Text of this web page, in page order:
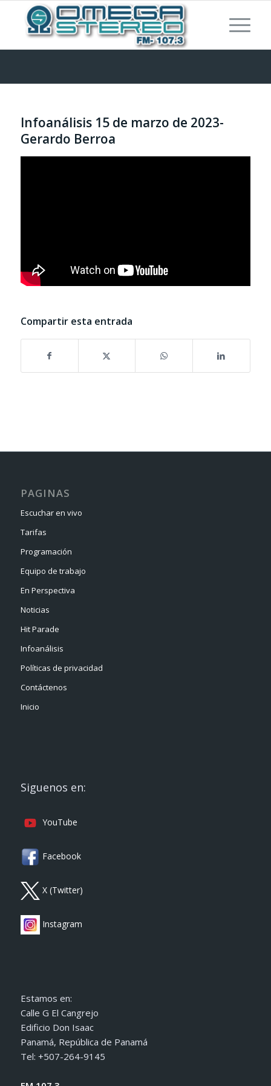
Infoanálisis 15 de marzo de 2023-
Gerardo Berroa
Compartir esta entrada
PAGINAS
Escuchar en vivo
Tarifas
Programación
Equipo de trabajo
En Perspectiva
Noticias
Hit Parade
Infoanálisis
Políticas de privacidad
Contáctenos
Inicio
Siguenos en:
YouTube
Facebook
X (Twitter)
Instagram
Estamos en:
Calle G El Cangrejo
Edificio Don Isaac
Panamá, República de Panamá
Tel: +507-264-9145